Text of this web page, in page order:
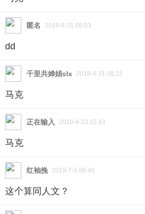
“说人话。”
“就没别的？”
人，多半是有了喜欢的人。
了一筷子鲈鱼，“我准备成亲。”
匿名 2019-8-31 09:03
dd
千里共婵娟slx 2019-8-31 08:22
马克
正在输入 2019-8-23 15:43
马克
红袖挽 2019-7-5 06:40
这个算同人文？